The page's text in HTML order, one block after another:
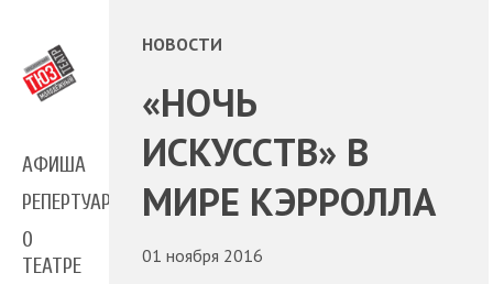
АФИША
РЕПЕРТУАР
О
ТЕАТРЕ
НОВОСТИ
«НОЧЬ
ИСКУССТВ» В
МИРЕ КЭРРОЛЛА
01 ноября 2016